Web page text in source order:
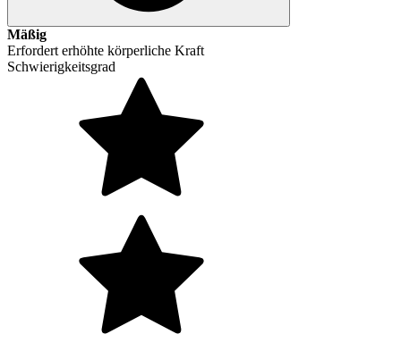
Mäßig
Erfordert erhöhte körperliche Kraft
Schwierigkeitsgrad